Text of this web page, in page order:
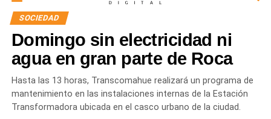
SOCIEDAD
Domingo sin electricidad ni
agua en gran parte de Roca
Hasta las 13 horas, Transcomahue realizará un programa de
mantenimiento en las instalaciones internas de la Estación
Transformadora ubicada en el casco urbano de la ciudad.